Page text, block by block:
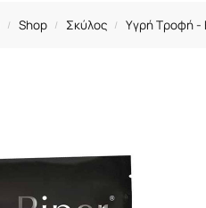
/ Shop / Σκύλος / Υγρή Τροφή -